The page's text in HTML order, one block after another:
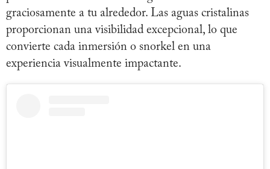
graciosamente a tu alrededor. Las aguas cristalinas
proporcionan una visibilidad excepcional, lo que
convierte cada inmersión o snorkel en una
experiencia visualmente impactante.